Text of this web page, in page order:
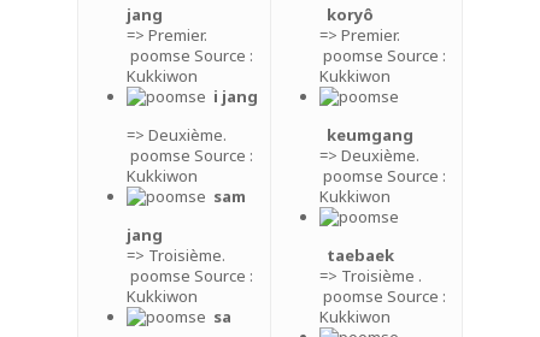
jang
=> Premier.
poomse Source :
Kukkiwon
i jang
=> Deuxième.
poomse Source :
Kukkiwon
sam
jang
=> Troisième.
poomse Source :
Kukkiwon
sa
koryô
=> Premier.
poomse Source :
Kukkiwon
keumgang
=> Deuxième.
poomse Source :
Kukkiwon
taebaek
=> Troisième .
poomse Source :
Kukkiwon